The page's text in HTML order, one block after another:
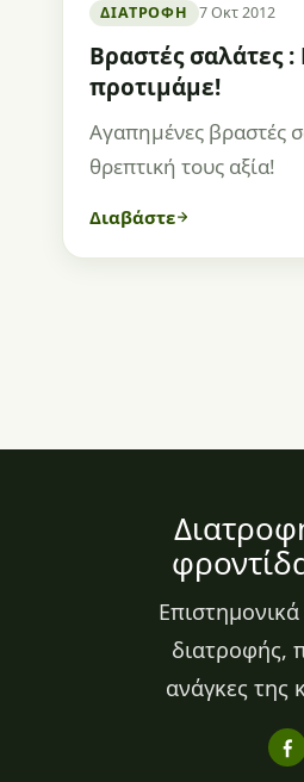
ΔΙΑΤΡΟΦΉ 7 Οκτ 2012
Βραστές σαλάτες :
προτιμάμε!
Αγαπημένες βραστές
θρεπτική τους αξία!
Διαβάστε
διατροφής,
ανάγκες της